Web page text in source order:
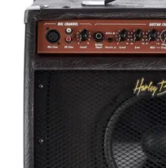
Adresare publica 100V
Amplificatoare Audio
Boxe Audio
Ecrane de difuzie
Mixere audio
Monitorizare In-Ear
Pickup-uri, platane & accesorii
Playere si Recordere
Procesoare si efecte